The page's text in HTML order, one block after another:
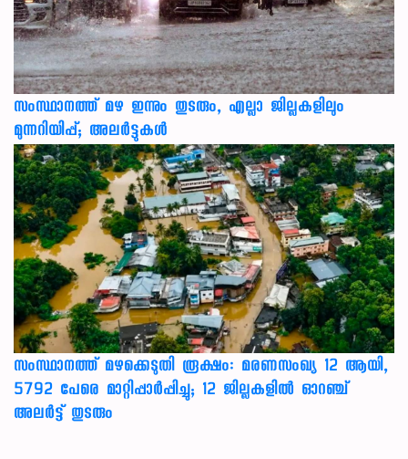
സംസ്ഥാനത്ത് മഴ ഇന്നും തുടരും, എല്ലാ ജില്ലകളിലും
മുന്നറിയിപ്പ്; അലർട്ടുകൾ
സംസ്ഥാനത്ത് മഴക്കെടുതി രൂക്ഷം: മരണസംഖ്യ 12 ആയി,
5792 പേരെ മാറ്റിപ്പാർപ്പിച്ചു; 12 ജില്ലകളിൽ ഓറഞ്ച്
അലർട്ട് തുടരും